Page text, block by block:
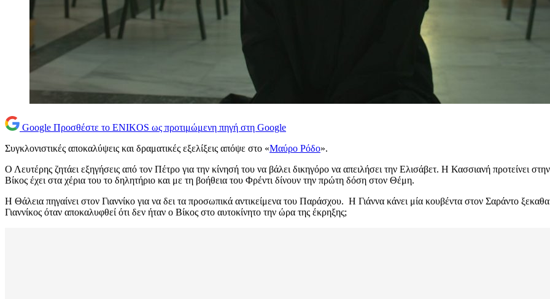
Google Προσθέστε το ENIKOS ως προτιμώμενη πηγή στη Google
Συγκλονιστικές αποκαλύψεις και δραματικές εξελίξεις απόψε στο «Μαύρο Ρόδο».
Ο Λευτέρης ζητάει εξηγήσεις από τον Πέτρο για την κίνησή του να βάλει δικηγόρο να απειλήσει την Ελισάβετ. Η Κασσιανή προτείνει
Βίκος έχει στα χέρια του το δηλητήριο και με τη βοήθεια του Φρέντι δίνουν την πρώτη δόση στον Θέμη.
Η Θάλεια πηγαίνει στον Γιαννίκο για να δει τα προσωπικά αντικείμενα του Παράσχου. Η Γιάννα κάνει μία κουβέντα στον Σαράντο
Γιαννίκος όταν αποκαλυφθεί ότι δεν ήταν ο Βίκος στο αυτοκίνητο την ώρα της έκρηξης;